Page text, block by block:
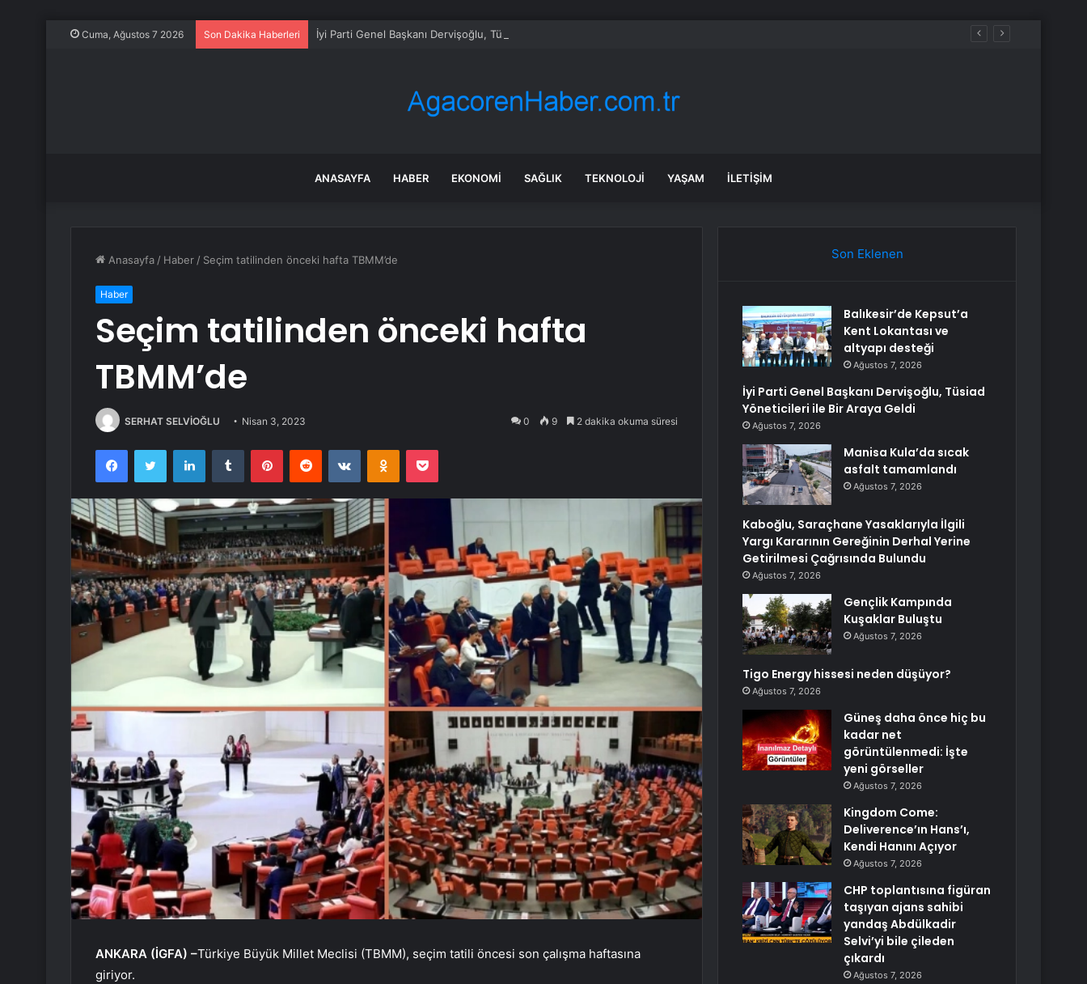
Cuma, Ağustos 7 2026 Son Dakika Haberleri İyi Parti Genel Başkanı Dervişoğlu, Tüsiad Yöneticileri ile Bir Araya Geldi
ANASAYFA HABER EKONOMI SAĞLIK TEKNOLOJI YAŞAM İLETIŞIM
Anasayfa / Haber / Seçim tatilinden önceki hafta TBMM’de
Haber
Seçim tatilinden önceki hafta
TBMM’de
SERHAT SELVİOĞLU Nisan 3, 2023 0 9 2 dakika okuma süresi
FacebookTwitter LinkedInTumblr PinterestReddit VKontakteOdnoklassniki
Pocket
ANKARA (İGFA) –Türkiye Büyük Millet Meclisi (TBMM), seçim tatili öncesi son çalışma haftasına
giriyor.
Son Eklenen
Balıkesir’de Kepsut’a
Kent Lokantası ve
altyapı desteği
Ağustos 7, 2026
İyi Parti Genel Başkanı Dervişoğlu, Tüsiad
Yöneticileri ile Bir Araya Geldi
Ağustos 7, 2026
Manisa Kula’da sıcak
asfalt tamamlandı
Ağustos 7, 2026
Kaboğlu, Saraçhane Yasaklarıyla İlgili
Yargı Kararının Gereğinin Derhal Yerine
Getirilmesi Çağrısında Bulundu
Ağustos 7, 2026
Gençlik Kampında
Kuşaklar Buluştu
Ağustos 7, 2026
Tigo Energy hissesi neden düşüyor?
Ağustos 7, 2026
Güneş daha önce hiç bu
kadar net
görüntülenmedi: İşte
yeni görseller
Ağustos 7, 2026
Kingdom Come:
Deliverence’ın Hans’ı,
Kendi Hanını Açıyor
Ağustos 7, 2026
CHP toplantısına figüran
taşıyan ajans sahibi
yandaş Abdülkadir
Selvi’yi bile çileden
çıkardı
Ağustos 7, 2026